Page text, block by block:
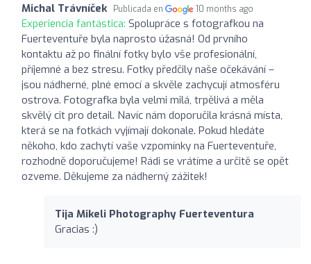
Michal Trávníček Publicada en 10 months ago
Experiencia fantástica: Spolupráce s fotografkou na
Fuerteventuře byla naprosto úžasná! Od prvního
kontaktu až po finální fotky bylo vše profesionální,
příjemné a bez stresu. Fotky předčily naše očekávání –
jsou nádherné, plné emocí a skvěle zachycují atmosféru
ostrova. Fotografka byla velmi milá, trpělivá a měla
skvělý cit pro detail. Navíc nám doporučila krásná místa,
která se na fotkách vyjímají dokonale. Pokud hledáte
někoho, kdo zachytí vaše vzpomínky na Fuerteventuře,
rozhodně doporučujeme! Rádi se vrátíme a určitě se opět
ozveme. Děkujeme za nádherný zážitek!
Tija Mikeli Photography Fuerteventura
Gracias :)